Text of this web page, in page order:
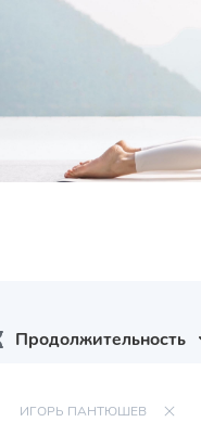
Продолжительность
ИГОРЬ ПАНТЮШЕВ